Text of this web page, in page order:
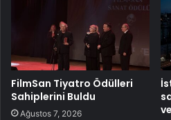
FilmSan Tiyatro Ödülleri
Sahiplerini Buldu
Ağustos 7, 2026